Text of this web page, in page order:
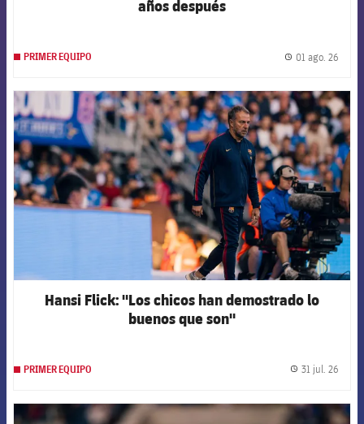
años después
PRIMER EQUIPO 01 ago. 26
FCB Barcelona badge
Hansi Flick: "Los chicos han demostrado lo
buenos que son"
PRIMER EQUIPO 31 jul. 26
FCB Barcelona badge